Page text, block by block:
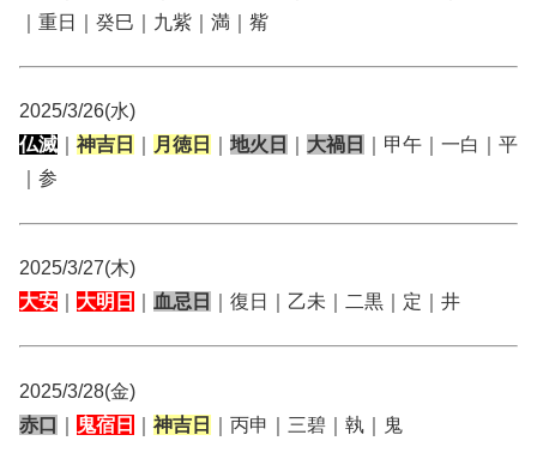
｜重日｜癸巳｜九紫｜満｜觜
2025/3/26(水)
仏滅
神吉日 月徳日 地火日 大禍日
｜甲午｜一白｜平
｜参
2025/3/27(木)
大安
大明日 血忌日 ｜復日｜乙未｜二黒｜定｜井
2025/3/28(金)
赤口
鬼宿日 神吉日 ｜丙申｜三碧｜執｜鬼